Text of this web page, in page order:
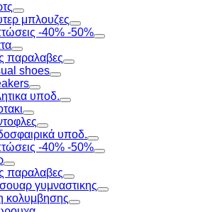
Toggle
Toggle
μπλουζες
Toggle
-40% -50%
Toggle
Toggle
παραλαβες
Toggle
shoes
Toggle
Toggle
υποδ.
Toggle
Toggle
Toggleυποδ.
Toggle
-40% -50%
Toggle
Toggle
παραλαβες
Toggle
γυμναστικης
Toggle
κολυμβησης
Toggle